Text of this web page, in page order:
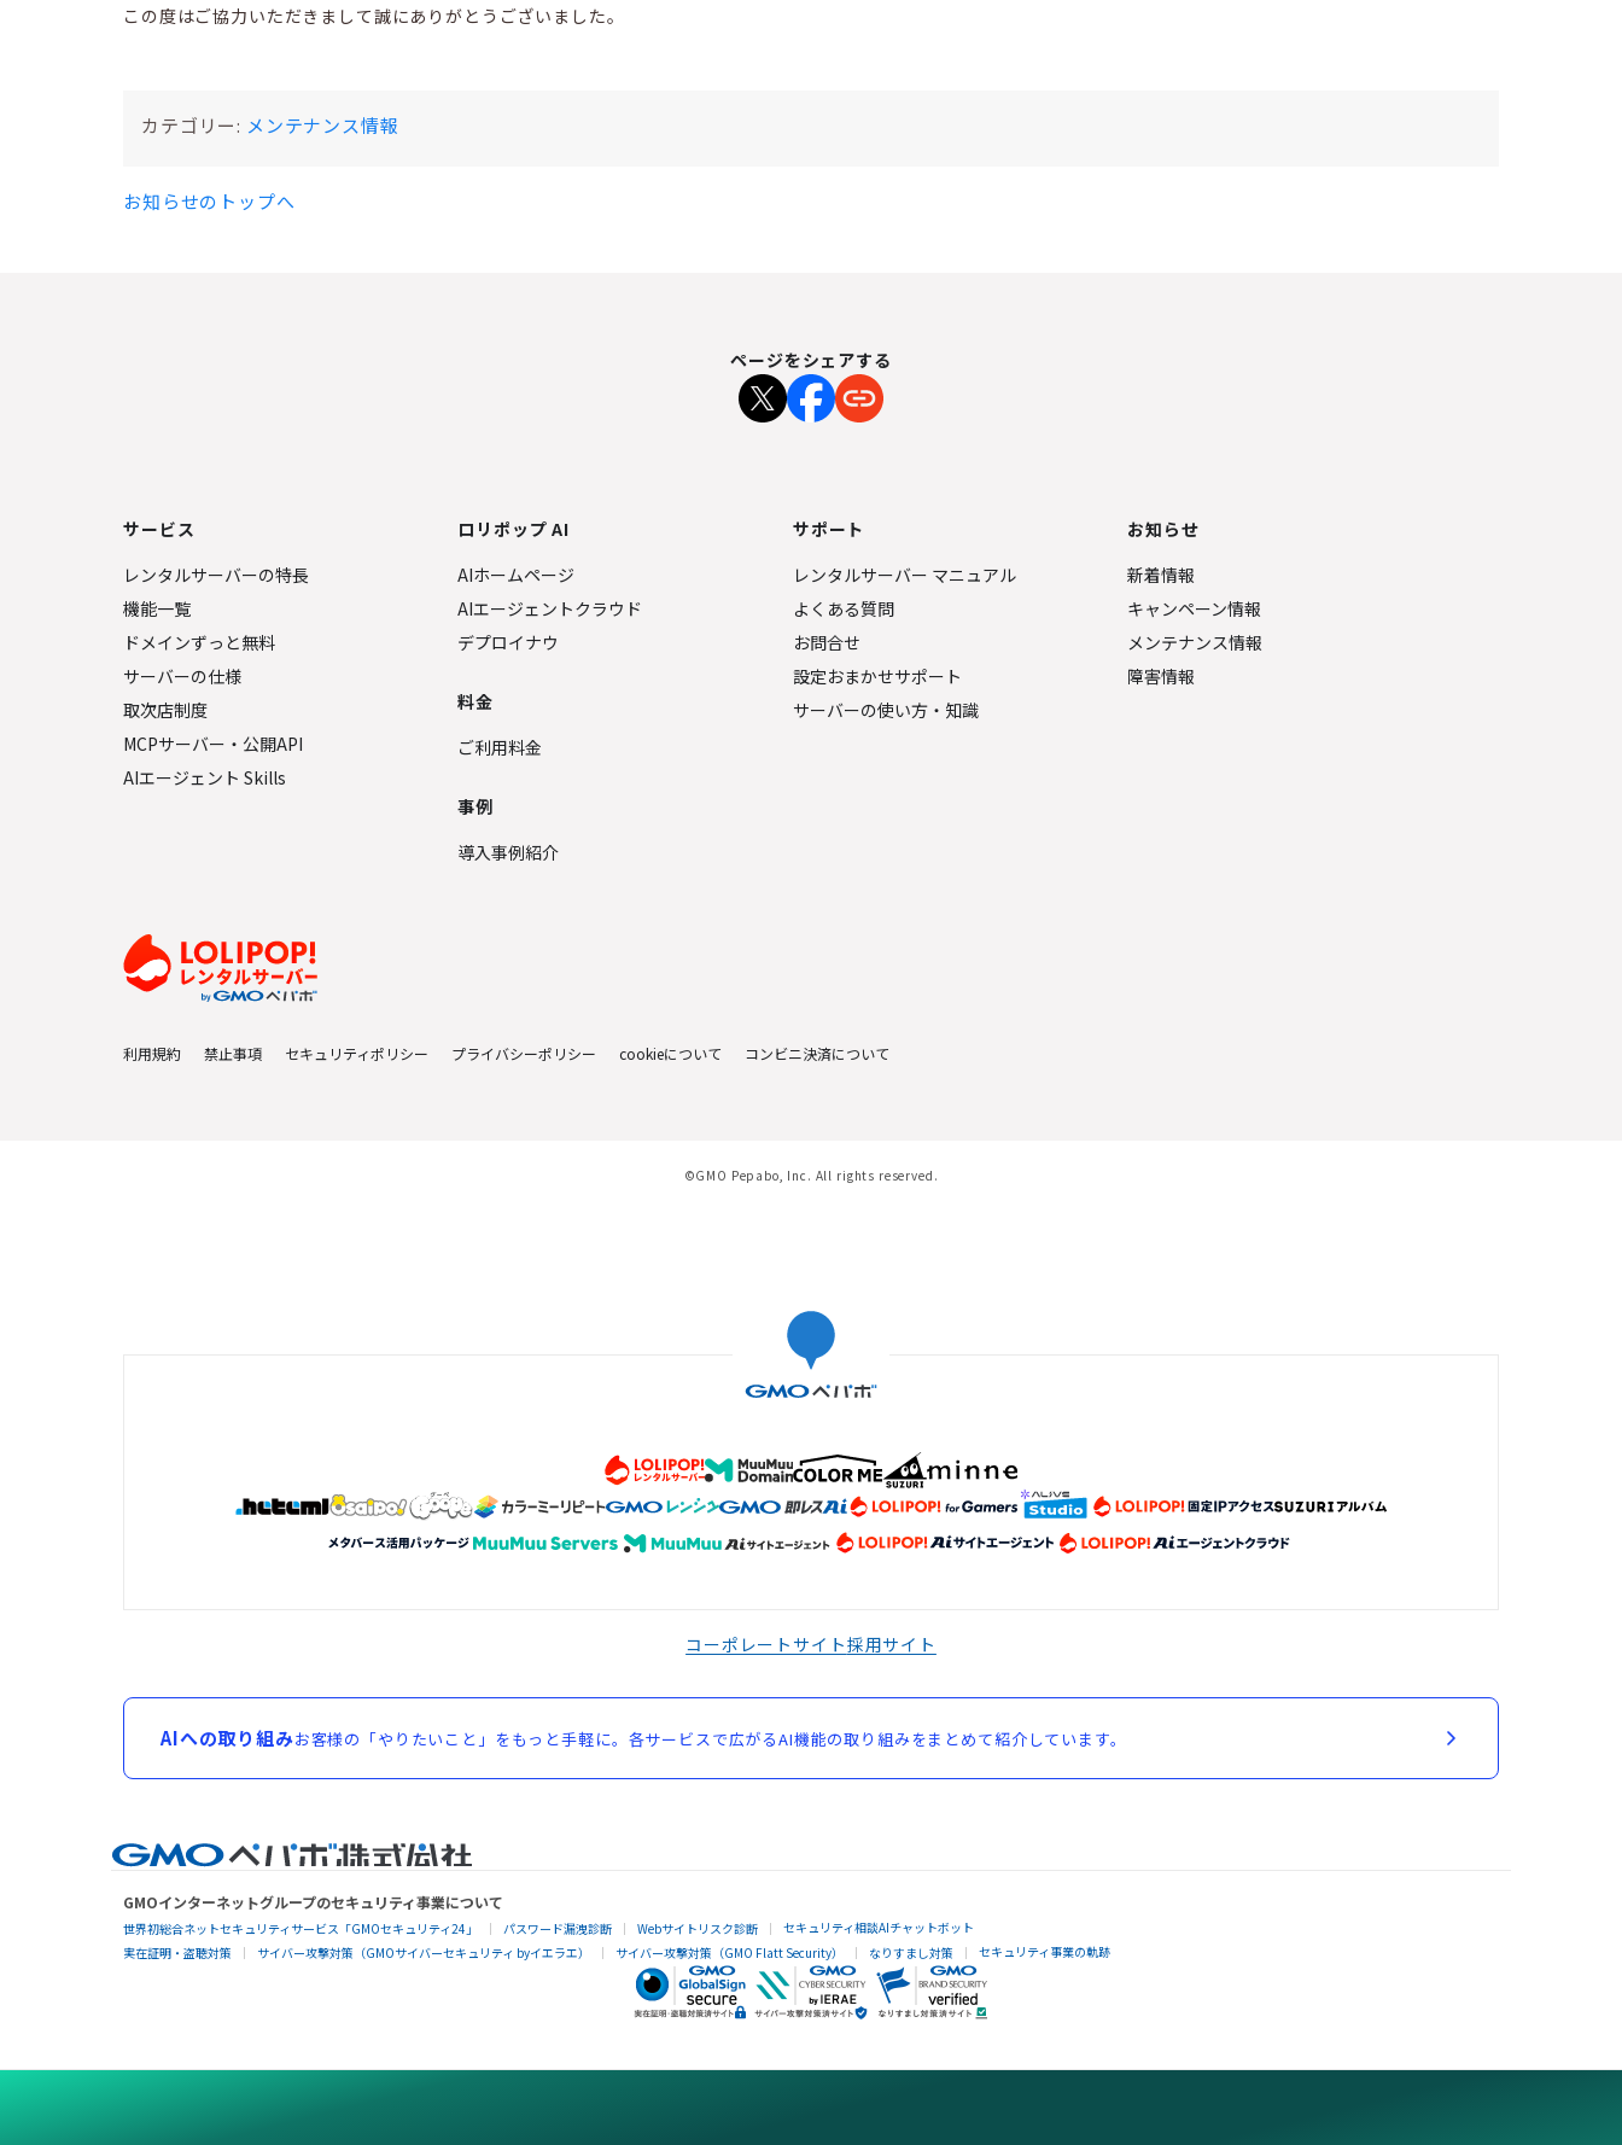
この度はご協力いただきまして誠にありがとうございました。
カテゴリー: メンテナンス情報
お知らせのトップへ
ページをシェアする
サービス
レンタルサーバーの特長
機能一覧
ドメインずっと無料
サーバーの仕様
取次店制度
MCPサーバー・公開API
AIエージェント Skills
ロリポップ AI
AIホームページ
AIエージェントクラウド
デプロイナウ
料金
ご利用料金
事例
導入事例紹介
サポート
レンタルサーバー マニュアル
よくある質問
お問合せ
設定おまかせサポート
サーバーの使い方・知識
お知らせ
新着情報
キャンペーン情報
メンテナンス情報
障害情報
利用規約 禁止事項 セキュリティポリシー プライバシーポリシー cookieについて コンビニ決済について
©GMO Pepabo, Inc. All rights reserved.
コーポレートサイト採用サイト
AIへの取り組みお客様の「やりたいこと」をもっと手軽に。各サービスで広がるAI機能の取り組みをまとめて紹介しています。
GMOインターネットグループのセキュリティ事業について
世界初総合ネットセキュリティサービス「GMOセキュリティ24」 パスワード漏洩診断 Webサイトリスク診断
セキュリティ相談AIチャットボット
実在証明・盗聴対策
サイバー攻撃対策（GMOサイバーセキュリティ byイエラエ） サイバー攻撃対策（GMO Flatt Security） なりすまし対策 セキュリティ事業の軌跡